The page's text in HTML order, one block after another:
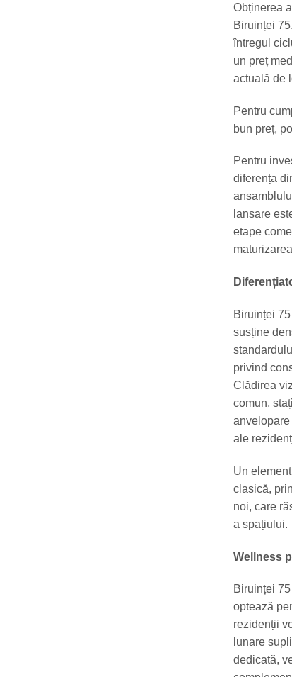
Obținerea
Biruinței
întregul
un preț
actuală de
Pentru
bun preț,
Pentru
diferența
lansare
etape
Biruinței
susține
privind
Clădirea
comun,
ale
Un
clasică, prin
noi, care
a spațiului.
Wellness
Biruinței
optează
rezidenții
lunare
dedicată,